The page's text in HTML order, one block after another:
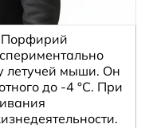
Порфирий
летучей мыши. Он
до -4 °C. При